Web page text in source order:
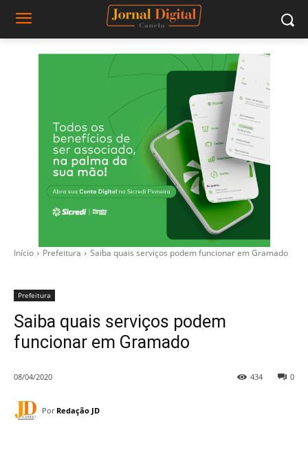
Início Prefeitura Saiba quais serviços podem funcionar em Gramado
Prefeitura
Saiba quais serviços podem
funcionar em Gramado
08/04/2020 0
434
Por Redação JD